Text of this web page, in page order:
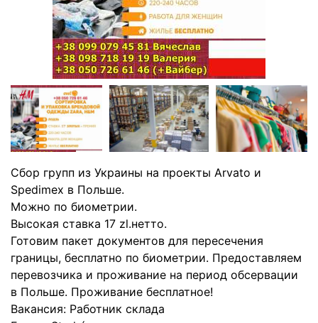
Сбор групп из Украины на проекты Arvato и
Spedimex в Польше.
Можно по биометрии.
Высокая ставка 17 zl.нетто.
Готовим пакет документов для пересечения
границы, бесплатно по биометрии. Предоставляем
перевозчика и проживание на период обсервации
в Польше. Проживание бесплатное!
Вакансия: Работник склада